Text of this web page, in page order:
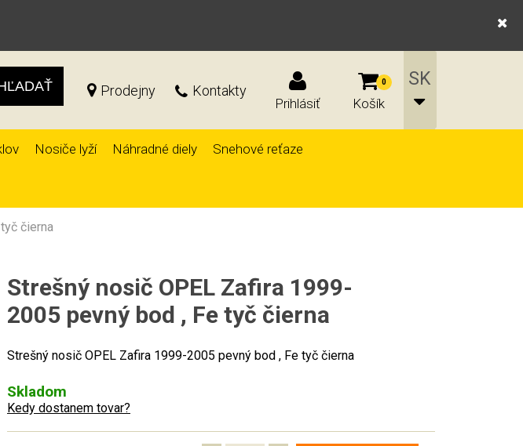
Prodejny Kontakty
Prihlásiť
0
Košík
Nosiče lyží Náhradné diely Snehové reťaze
čierna
Strešný nosič OPEL Zafira 1999-
2005 pevný bod , Fe tyč čierna
Strešný nosič OPEL Zafira 1999-2005 pevný bod , Fe tyč čierna
Skladom
Kedy dostanem tovar?